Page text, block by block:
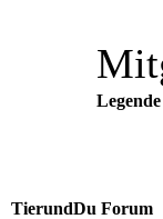
TierundDu Forum